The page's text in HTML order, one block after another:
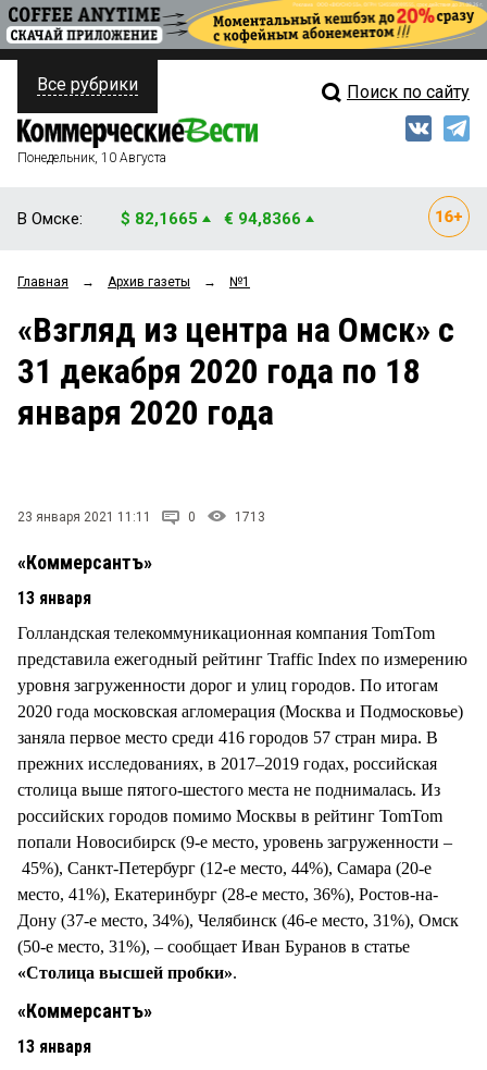
ПОЛИТИКА
ФИНАНСЫ
ОБЩЕСТВО
ЗАКОН
НОВОСТИ КОМПАНИЙ
Свежий выпуск
Рейтинги
Блоги
Все рубрики Поиск по сайту
Понедельник, 10 Августа
В Омске: $ 82,1665 € 94,8366
Главная → Архив газеты → №1
«Взгляд из центра на Омск» с
31 декабря 2020 года по 18
января 2020 года
23 января 2021 11:11 0 1713
«Коммерсантъ»
13 января
Голландская телекоммуникационная компания TomTom
представила ежегодный рейтинг Traffic Index по измерению
уровня загруженности дорог и улиц городов. По итогам
2020 года московская агломерация (Москва и Подмосковье)
заняла первое место среди 416 городов 57 стран мира. В
прежних исследованиях, в 2017–2019 годах, российская
столица выше пятого-шестого места не поднималась. Из
российских городов помимо Москвы в рейтинг TomTom
попали Новосибирск (9-е место, уровень загруженности –
45%), Санкт-Петербург (12-е место, 44%), Самара (20-е
место, 41%), Екатеринбург (28-е место, 36%), Ростов-на-
Дону (37-е место, 34%), Челябинск (46-е место, 31%), Омск
(50-е место, 31%), – сообщает Иван Буранов в статье
«Столица высшей пробки».
«Коммерсантъ»
13 января